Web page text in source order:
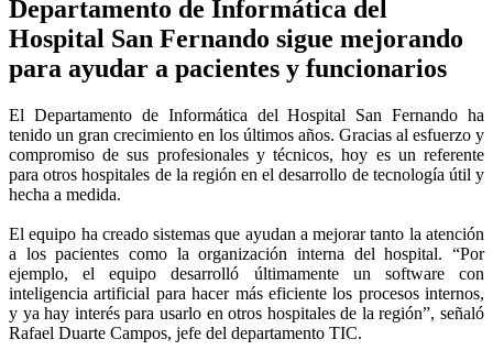
Departamento de Informática del
Hospital San Fernando sigue mejorando
para ayudar a pacientes y funcionarios
El Departamento de Informática del Hospital San Fernando ha
tenido un gran crecimiento en los últimos años. Gracias al esfuerzo y
compromiso de sus profesionales y técnicos, hoy es un referente
para otros hospitales de la región en el desarrollo de tecnología útil y
hecha a medida.
El equipo ha creado sistemas que ayudan a mejorar tanto la atención
a los pacientes como la organización interna del hospital. “Por
ejemplo, el equipo desarrolló últimamente un software con
inteligencia artificial para hacer más eficiente los procesos internos,
y ya hay interés para usarlo en otros hospitales de la región”, señaló
Rafael Duarte Campos, jefe del departamento TIC.